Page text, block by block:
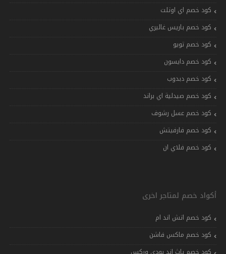
كود خصم اي اوتلت
كود خصم باريس غاليري
كود خصم تويو
كود خصم دايسون
كود خصم دبدوب
كود خصم صيدلية اي براند
كود خصم عسل رشوف
كود خصم فارفيتش
كود خصم فلاي ان
أكواد خصم لمتاجر اخرى
كود خصم اتش اند ام
كود خصم ماكس فاشن